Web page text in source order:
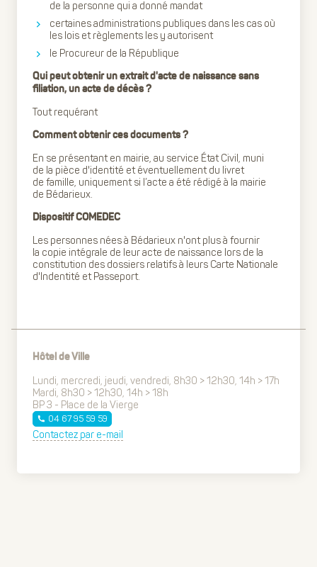
de la personne qui a donné mandat
certaines administrations publiques dans les cas où
les lois et règlements les y autorisent
le Procureur de la République
Qui peut obtenir un extrait d'acte de naissance sans
filiation, un acte de décès ?
Tout requérant
Comment obtenir ces documents ?
En se présentant en mairie, au service État Civil, muni
de la pièce d'identité et éventuellement du livret
de famille, uniquement si l’acte a été rédigé à la mairie
de Bédarieux.
Dispositif COMEDEC
Les personnes nées à Bédarieux n'ont plus à fournir
la copie intégrale de leur acte de naissance lors de la
constitution des dossiers relatifs à leurs Carte Nationale
d'Indentité et Passeport.
Hôtel de Ville
Lundi, mercredi, jeudi, vendredi, 8h30 > 12h30, 14h > 17h
Mardi, 8h30 > 12h30, 14h > 18h
BP 3 - Place de la Vierge
04 67 95 59 59
Contactez par e-mail